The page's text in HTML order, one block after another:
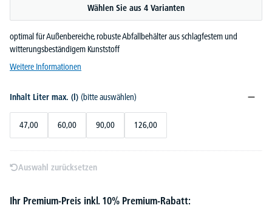
Wählen Sie aus 4 Varianten
optimal für Außenbereiche, robuste Abfallbehälter aus schlagfestem und
witterungsbeständigem Kunststoff
Weitere Informationen
Inhalt Liter max. (l) (bitte auswählen)
47,00 60,00 90,00 126,00
Auswahl zurücksetzen
Ihr Premium-Preis inkl. 10% Premium-Rabatt: